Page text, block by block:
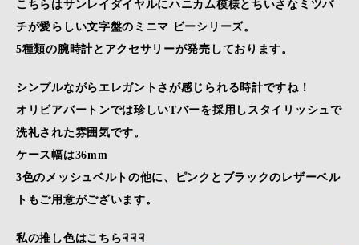
こちらはサンレイダイヤルにハニカム模様とちいさなミツバ
チが愛らしい文字盤のミニマ ビーシリーズ。
5種類の腕時計とアクセサリーが発売しております。
シンプルながらエレガントさが感じられる時計ですね！
オリビアバートンでは珍しいTバーを採用しスタイリッシュで
洗礼された雰囲気です。
ケース幅は36mm
3色のメッシュベルトの他に、ピンクとブラックのレザーベル
トもご用意がございます。
私の推し色はこちら☟☟☟